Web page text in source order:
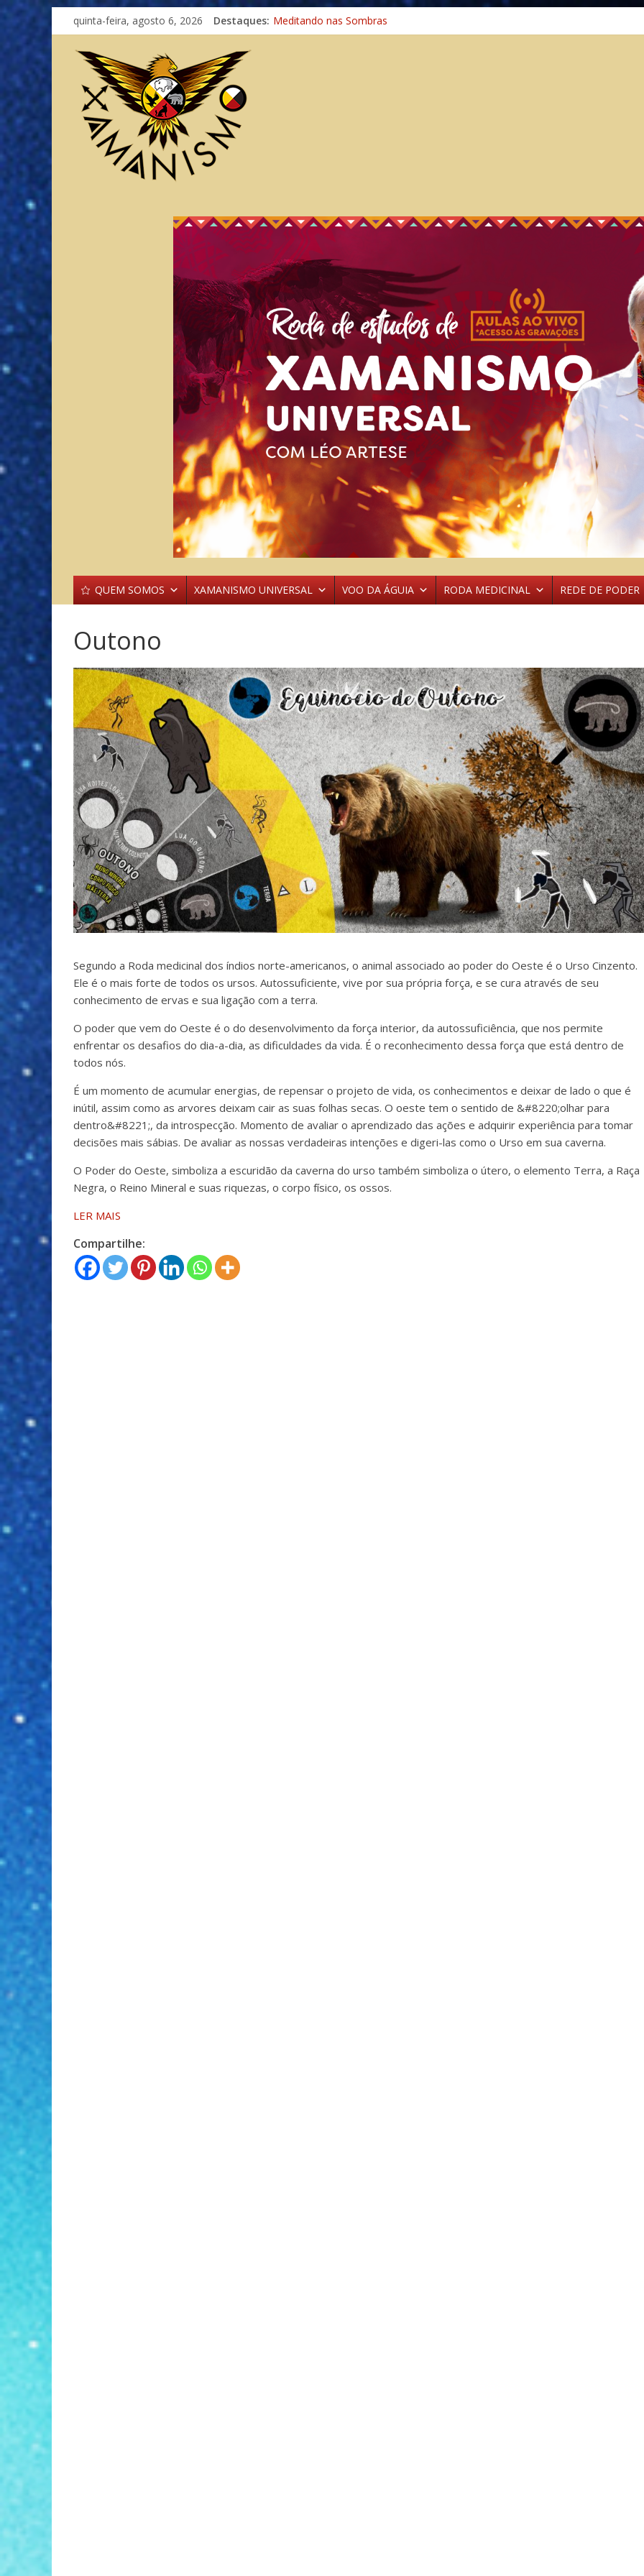
quinta-feira, agosto 6, 2026 Destaques: Imaginação na Cura
Meditando nas Sombras
QUEM SOMOS XAMANISMO UNIVERSAL VOO DA ÁGUIA RODA MEDICINAL REDE DE PODER
Outono
Segundo a Roda medicinal dos índios norte-americanos, o animal associado ao poder do Oeste é o Urso Cinzento.
Ele é o mais forte de todos os ursos. Autossuficiente, vive por sua própria força, e se cura através de seu
conhecimento de ervas e sua ligação com a terra.
O poder que vem do Oeste é o do desenvolvimento da força interior, da autossuficiência, que nos permite
enfrentar os desafios do dia-a-dia, as dificuldades da vida. É o reconhecimento dessa força que está dentro de
todos nós.
É um momento de acumular energias, de repensar o projeto de vida, os conhecimentos e deixar de lado o que é
inútil, assim como as arvores deixam cair as suas folhas secas. O oeste tem o sentido de &#8220;olhar para
dentro&#8221;, da introspecção. Momento de avaliar o aprendizado das ações e adquirir experiência para tomar
decisões mais sábias. De avaliar as nossas verdadeiras intenções e digeri-las como o Urso em sua caverna.
O Poder do Oeste, simboliza a escuridão da caverna do urso também simboliza o útero, o elemento Terra, a Raça
Negra, o Reino Mineral e suas riquezas, o corpo físico, os ossos.
LER MAIS
Compartilhe: